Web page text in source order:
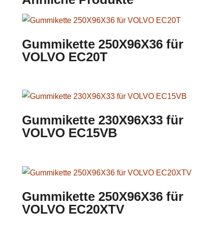
Gummikette 250X96X36 für
VOLVO EC20T
Gummikette 230X96X33 für
VOLVO EC15VB
Gummikette 250X96X36 für
VOLVO EC20XTV